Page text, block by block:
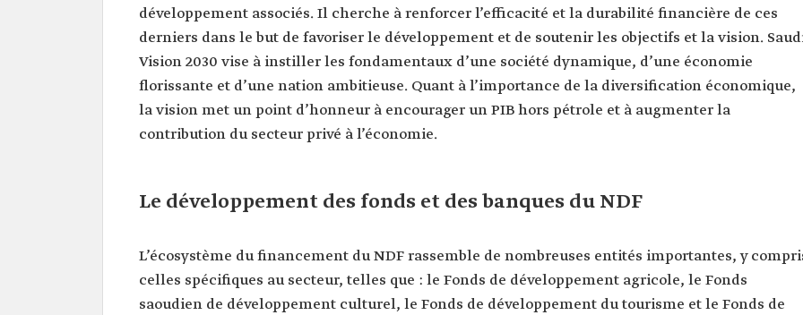
développement associés. Il cherche à renforcer l’efficacité et la durabilité financière de ces
derniers dans le but de favoriser le développement et de soutenir les objectifs et la vision.
Vision 2030 vise à instiller les fondamentaux d’une société dynamique, d’une économie
florissante et d’une nation ambitieuse. Quant à l’importance de la diversification économique,
la vision met un point d’honneur à encourager un PIB hors pétrole et à augmenter la
contribution du secteur privé à l’économie.
Le développement des fonds et des banques du NDF
L’écosystème du financement du NDF rassemble de nombreuses entités importantes, y
celles spécifiques au secteur, telles que : le Fonds de développement agricole, le Fonds
saoudien de développement culturel, le Fonds de développement du tourisme et le Fonds de